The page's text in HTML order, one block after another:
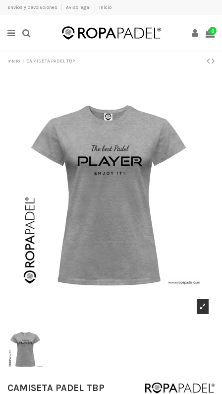
Envíos y Devoluciones Aviso legal Inicio
0
Inicio CAMISETA PADEL TBP
CAMISETA PADEL TBP